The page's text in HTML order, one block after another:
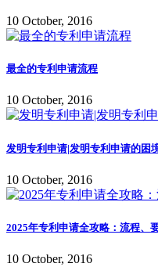
10 October, 2016
最全的专利申请流程
10 October, 2016
发明专利申请|发明专利申请的困
10 October, 2016
2025年专利申请全攻略：流程、
10 October, 2016